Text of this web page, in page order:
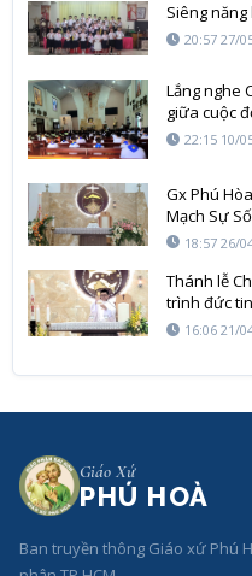
Siêng
20:57 27/
Lắng nghe
giữa cuộc
22:15 10/
Gx Phú
Mạch Sự
18:57 26/
Thánh lễ
trình đức
16:06 21/
Giáo Xứ
PHÚ HOÀ
Ban truyền thông Giáo xứ Phú